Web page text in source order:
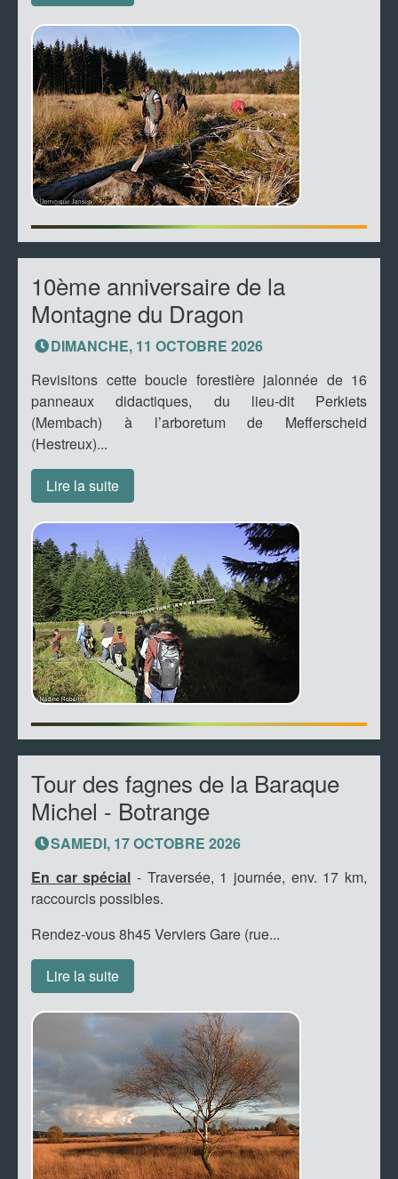
10ème anniversaire de la
Montagne du Dragon
DIMANCHE, 11 OCTOBRE 2026
Revisitons cette boucle forestière jalonnée de 16
panneaux didactiques, du lieu-dit Perkiets
(Membach) à l’arboretum de Mefferscheid
(Hestreux)...
Lire la suite
Tour des fagnes de la Baraque
Michel - Botrange
SAMEDI, 17 OCTOBRE 2026
En car spécial - Traversée, 1 journée, env. 17 km,
raccourcis possibles.
Rendez-vous 8h45 Verviers Gare (rue...
Lire la suite